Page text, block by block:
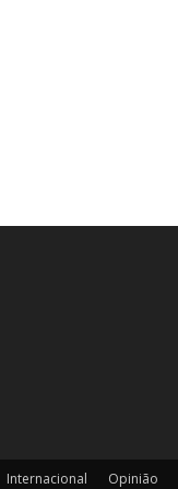
Internacional Opinião